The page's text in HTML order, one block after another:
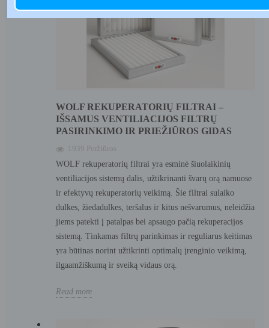
WOLF REKUPERATORIŲ FILTRAI –
IŠSAMUS VENTILIACIJOS FILTRŲ
PASIRINKIMO IR PRIEŽIŪROS GIDAS
1939 Peržiūros
WOLF rekuperatorių filtrai yra esminė šiuolaikinių
ventiliacijos sistemų dalis, užtikrinanti švarų orą namuose
ir efektyvų rekuperatorių veikimą. Šie filtrai sulaiko
dulkes, žiedadulkes, teršalus ir kitus nešvarumus, neleidžia
jiems patekti į patalpas bei apsaugo pačią rekuperacijos
sistemą. Tinkamas filtrų parinkimas ir reguliarus keitimas
yra būtinas norint užtikrinti optimalų įrenginio veikimą,
ilgaamžiškumą ir sveiką vidaus orą.
Read more